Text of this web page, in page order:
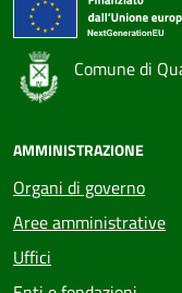
Comune di
AMMINISTRAZIONE
Organi di governo
Aree amministrative
Uffici